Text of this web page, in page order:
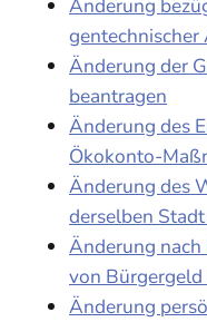
Änderung
Änderung der
beantragen
Änderung des
Ökokonto-
Änderung des
derselben
Änderung nach
von
Änderung